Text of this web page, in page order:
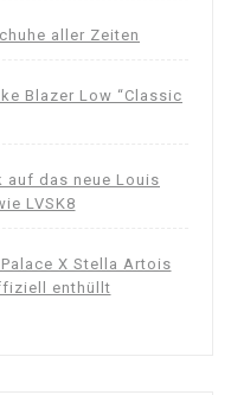
aller Zeiten
Blazer Low “Classic
auf das neue Louis
LVSK8
X Stella Artois
enthüllt